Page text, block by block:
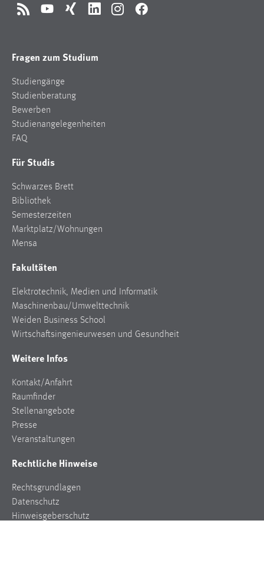
RSS YouTubeXing LinkedInInstagramFacebook
Fragen zum Studium
Studiengänge
Studienberatung
Bewerben
Studienangelegenheiten
FAQ
Für Studis
Schwarzes Brett
Bibliothek
Semesterzeiten
Marktplatz/Wohnungen
Mensa
Fakultäten
Elektrotechnik, Medien und Informatik
Maschinenbau/Umwelttechnik
Weiden Business School
Wirtschaftsingenieurwesen und Gesundheit
Weitere Infos
Kontakt/Anfahrt
Raumfinder
Stellenangebote
Presse
Veranstaltungen
Rechtliche Hinweise
Rechtsgrundlagen
Datenschutz
Hinweisgeberschutz
Um Inhalte von Videoplattformen und Social Media
externen Medien Cookies gesetzt.
YouTube